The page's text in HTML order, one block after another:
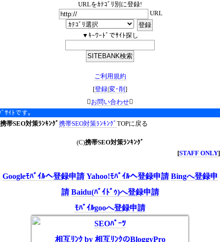
URLをｶﾃｺﾞﾘ別に登録!
URL
▼ｷｰﾜｰﾄﾞでｻｲﾄ探し
ご利用規約
[登録|変･削 ]
お問い合わせ
です｡
携帯SEO対策ﾗﾝｷﾝｸﾞ携帯SEO対策ﾗﾝｷﾝｸﾞ TOPに戻る
(C)携帯SEO対策ﾗﾝｷﾝｸﾞ
[STAFF ONLY]
Googleﾓﾊﾞｲﾙへ登録申請 Yahoo!ﾓﾊﾞｲﾙへ登録申請 Bingへ登録申
請 Baidu(ﾊﾞｲﾄﾞｩ)へ登録申請
ﾓﾊﾞｲﾙgooへ登録申請
SEOﾊﾟｰﾂ
相互ﾘﾝｸ by 相互ﾘﾝｸのBloggyPro